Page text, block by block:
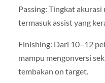
Passing: Tingkat
termasuk assist yang
Finishing: Dari 10–12
mampu mengonversi
tembakan on target.